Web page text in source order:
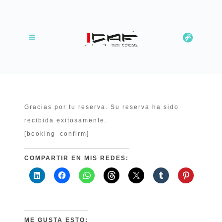
Gracias por tu reserva. Su reserva ha sido
recibida exitosamente.
[booking_confirm]
COMPARTIR EN MIS REDES:
ME GUSTA ESTO: